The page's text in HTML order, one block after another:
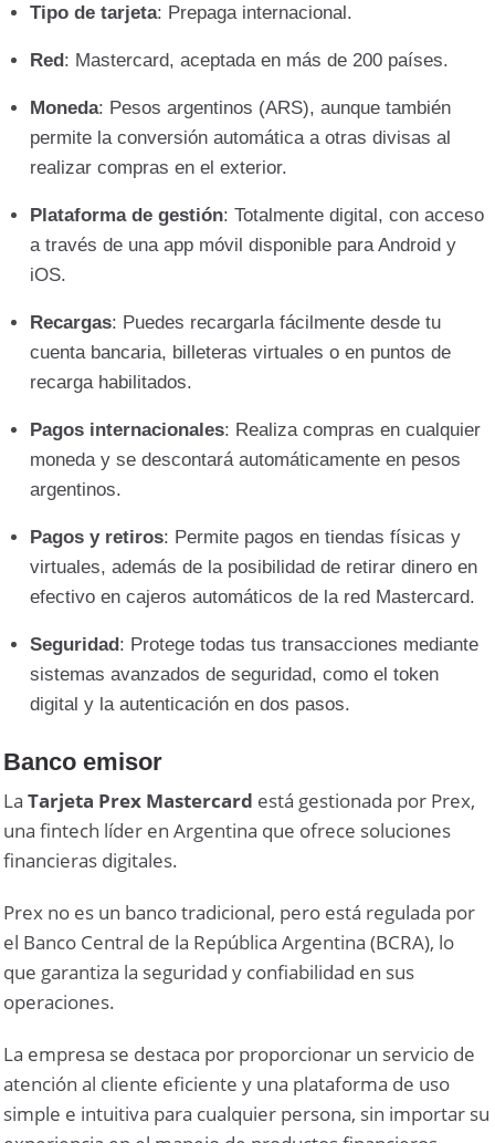
Tipo de tarjeta: Prepaga internacional.
Red: Mastercard, aceptada en más de 200 países.
Moneda: Pesos argentinos (ARS), aunque también
permite la conversión automática a otras divisas al
realizar compras en el exterior.
Plataforma de gestión: Totalmente digital, con acceso
a través de una app móvil disponible para Android y
iOS.
Recargas: Puedes recargarla fácilmente desde tu
cuenta bancaria, billeteras virtuales o en puntos de
recarga habilitados.
Pagos internacionales: Realiza compras en cualquier
moneda y se descontará automáticamente en pesos
argentinos.
Pagos y retiros: Permite pagos en tiendas físicas y
virtuales, además de la posibilidad de retirar dinero en
efectivo en cajeros automáticos de la red Mastercard.
Seguridad: Protege todas tus transacciones mediante
sistemas avanzados de seguridad, como el token
digital y la autenticación en dos pasos.
Banco emisor
LaTarjeta Prex Mastercard está gestionada por Prex,
una fintech líder en Argentina que ofrece soluciones
financieras digitales.
Prex no es un banco tradicional, pero está regulada por
el Banco Central de la República Argentina (BCRA), lo
que garantiza la seguridad y confiabilidad en sus
operaciones.
La empresa se destaca por proporcionar un servicio de
atención al cliente eficiente y una plataforma de uso
simple e intuitiva para cualquier persona, sin importar su